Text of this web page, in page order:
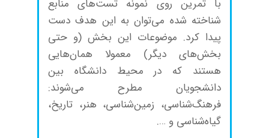
با تمرین روی نمونه تست‌های منابع
شناخته شده می‌توان به این هدف دست
پیدا کرد. موضوعات این بخش (و حتی
بخش‌های دیگر) معمولا همان‌هایی
هستند که در محیط دانشگاه بین
دانشجویان مطرح می‌شوند:
فرهنگ‌شناسی، زمین‌شناسی، هنر، تاریخ،‌
گیاه‌شناسی و ….